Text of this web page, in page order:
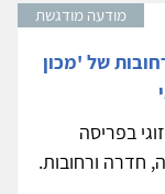
מודעה מודגשת
של 'מכון
בפריסה
חדרה ורחובות.